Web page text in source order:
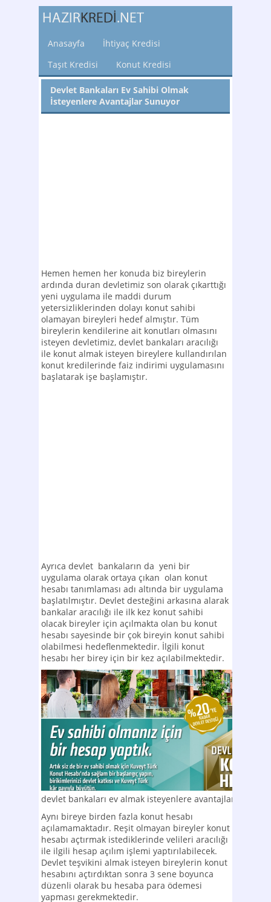
Anasayfa
İhtiyaç Kredisi
Taşıt Kredisi
Konut Kredisi
Devlet Bankaları Ev Sahibi Olmak
İsteyenlere Avantajlar Sunuyor
Hemen hemen her konuda biz bireylerin
ardında duran devletimiz son olarak çıkarttığı
yeni uygulama ile maddi durum
yetersizliklerinden dolayı konut sahibi
olamayan bireyleri hedef almıştır. Tüm
bireylerin kendilerine ait konutları olmasını
isteyen devletimiz, devlet bankaları aracılığı
ile konut almak isteyen bireylere kullandırılan
konut kredilerinde faiz indirimi uygulamasını
başlatarak işe başlamıştır.
Ayrıca devlet bankaların da yeni bir
uygulama olarak ortaya çıkan olan konut
hesabı tanımlaması adı altında bir uygulama
başlatılmıştır. Devlet desteğini arkasına alarak
bankalar aracılığı ile ilk kez konut sahibi
olacak bireyler için açılmakta olan bu konut
hesabı sayesinde bir çok bireyin konut sahibi
olabilmesi hedeflenmektedir. İlgili konut
hesabı her birey için bir kez açılabilmektedir.
devlet bankaları ev almak isteyenlere avantajlar
Aynı bireye birden fazla konut hesabı
açılamamaktadır. Reşit olmayan bireyler konut
hesabı açtırmak istediklerinde velileri aracılığı
ile ilgili hesap açılım işlemi yaptırılabilecek.
Devlet teşvikini almak isteyen bireylerin konut
hesabını açtırdıktan sonra 3 sene boyunca
düzenli olarak bu hesaba para ödemesi
yapması gerekmektedir.